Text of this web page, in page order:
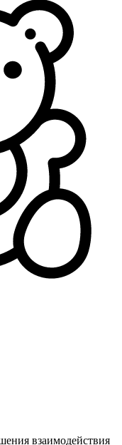
взаимодействия